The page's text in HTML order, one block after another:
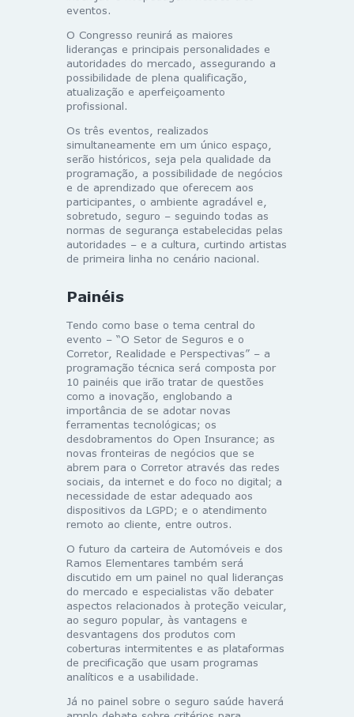
eventos.
O Congresso reunirá as maiores
lideranças e principais personalidades e
autoridades do mercado, assegurando a
possibilidade de plena qualificação,
atualização e aperfeiçoamento
profissional.
Os três eventos, realizados
simultaneamente em um único espaço,
serão históricos, seja pela qualidade da
programação, a possibilidade de negócios
e de aprendizado que oferecem aos
participantes, o ambiente agradável e,
sobretudo, seguro – seguindo todas as
normas de segurança estabelecidas pelas
autoridades – e a cultura, curtindo artistas
de primeira linha no cenário nacional.
Painéis
Tendo como base o tema central do
evento – “O Setor de Seguros e o
Corretor, Realidade e Perspectivas” – a
programação técnica será composta por
10 painéis que irão tratar de questões
como a inovação, englobando a
importância de se adotar novas
ferramentas tecnológicas; os
desdobramentos do Open Insurance; as
novas fronteiras de negócios que se
abrem para o Corretor através das redes
sociais, da internet e do foco no digital; a
necessidade de estar adequado aos
dispositivos da LGPD; e o atendimento
remoto ao cliente, entre outros.
O futuro da carteira de Automóveis e dos
Ramos Elementares também será
discutido em um painel no qual lideranças
do mercado e especialistas vão debater
aspectos relacionados à proteção veicular,
ao seguro popular, às vantagens e
desvantagens dos produtos com
coberturas intermitentes e as plataformas
de precificação que usam programas
analíticos e a usabilidade.
Já no painel sobre o seguro saúde haverá